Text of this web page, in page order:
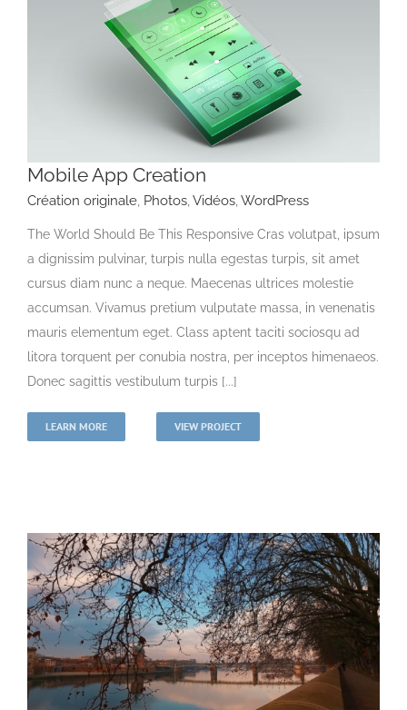
Mobile App Creation
Création originale, Photos,Vidéos,WordPress
The World Should Be This Responsive Cras volutpat, ipsum
a dignissim pulvinar, turpis nulla egestas turpis, sit amet
cursus diam nunc a neque. Maecenas ultrices molestie
accumsan. Vivamus pretium vulputate massa, in venenatis
mauris elementum eget. Class aptent taciti sociosqu ad
litora torquent per conubia nostra, per inceptos himenaeos.
Donec sagittis vestibulum turpis [...]
LEARN MORE VIEW PROJECT